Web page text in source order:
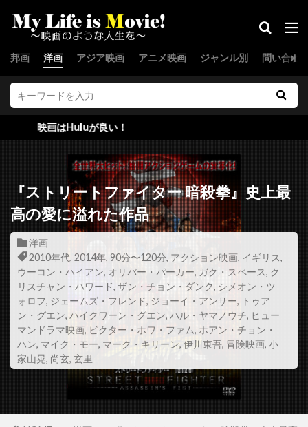
邦画 洋画 アジア映画 アニメ映画 ジャンル別 問い合わ
ジョー・スピネル
ジョー・セネカ
ジョー・ターケル
ジョー・パントリアーノ
ジョー・ピトカ
ジョー・フラハティ
ジョー・プロスペロ
ジョー・ペシ
ジョー・マンガニエロ
ジョー・ユーラ
ジョー・ランフト
ジョー・ロー・トルグリオ
ジリアン・ハンナ
ジル・バローニ
ジーナ・マッキー
スウェーデン
スカイダンス・プロダクションズ
スカンヤー・ウォンサターバット
スカーレット・ヨハンソン
スキップ・ウッズ
スキャットマン・クローザース
スクエア・ペグ
スコット・Z・バーンズ
スコット・アレクサンダー
スコット・グレン
スコット・コルク
スコット・シェパード
スコット・シルヴァー
スコット・ジョプリン
スコット・トーマス
スコット・ノイスタッター
Huluが良い！
『ストリートファイター 暗殺拳』史上最
高の愛に溢れた作品
洋画
2010年代, 2014年, 90分〜120分, アクション映画, イギリス,
ウーコン・ハイアン, オリバー・パーカー, ガク・スペース, ク
リスチャン・ハワード, ザン・チョン・ダンク, シメオン・ツ
ォロフ, ジェームズ・フレンド, ジョーイ・アンサー, トゥア
ン・グエン, ハイクワーン・グエン, ハル・ヤマノウチ, ヒュー
マンドラマ映画, ビクター・ホワ・ファム, ホアン・チョン・
ハン, マイク・モー, マーク・キリーン, 伊川東吾, 冒険映画, 小
家山晃, 尚玄, 玄里